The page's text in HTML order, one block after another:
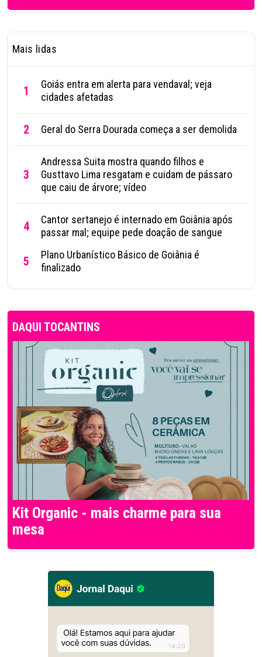
Mais lidas
1
Goiás entra em alerta para vendaval; veja
cidades afetadas
2 Geral do Serra Dourada começa a ser demolida
3
Andressa Suita mostra quando filhos e
Gusttavo Lima resgatam e cuidam de pássaro
que caiu de árvore; vídeo
4
Cantor sertanejo é internado em Goiânia após
passar mal; equipe pede doação de sangue
5
Plano Urbanístico Básico de Goiânia é
finalizado
DAQUI TOCANTINS
Kit Organic - mais charme para sua
mesa